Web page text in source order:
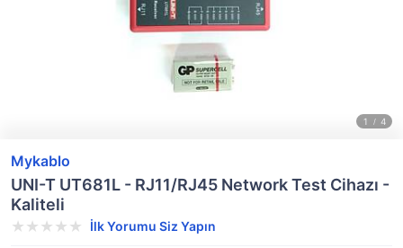
Mykablo
UNI-T UT681L - RJ11/RJ45 Network Test Cihazı -
Kaliteli
İlk Yorumu Siz Yapın